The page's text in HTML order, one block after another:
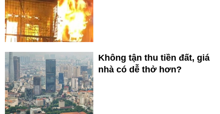
Không tận thu tiền đất, giá
nhà có dễ thở hơn?